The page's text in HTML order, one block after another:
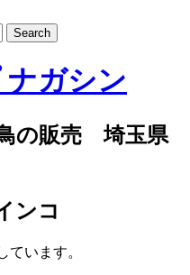
ガシン
の販売 埼玉県
ンコ
ています。